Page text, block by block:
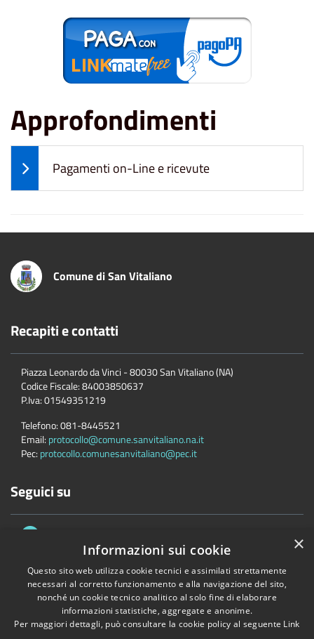
Approfondimenti
Pagamenti on-Line e ricevute
Comune di San Vitaliano
Recapiti e contatti
Piazza Leonardo da Vinci - 80030 San Vitaliano (NA)
Codice Fiscale:84003850637
P.Iva:01549351219
Telefono:081-8445521
Email: protocollo@comune.sanvitaliano.na.it
Pec: protocollo.comunesanvitaliano@pec.it
Seguici su
Accessibilità Privacy Cookie
Mappa del sito
Copyright © 2026 • Comune di San Vitaliano • Powered byMunicipium
×
Informazioni sui cookie
Questo sito web utilizza cookie tecnici e assimilati strettamente
necessari al corretto funzionamento e alla navigazione del sito,
nonché un cookie tecnico analitico al solo fine di elaborare
informazioni statistiche, aggregate e anonime.
Per maggiori dettagli, può consultare la cookie policy al seguente Link